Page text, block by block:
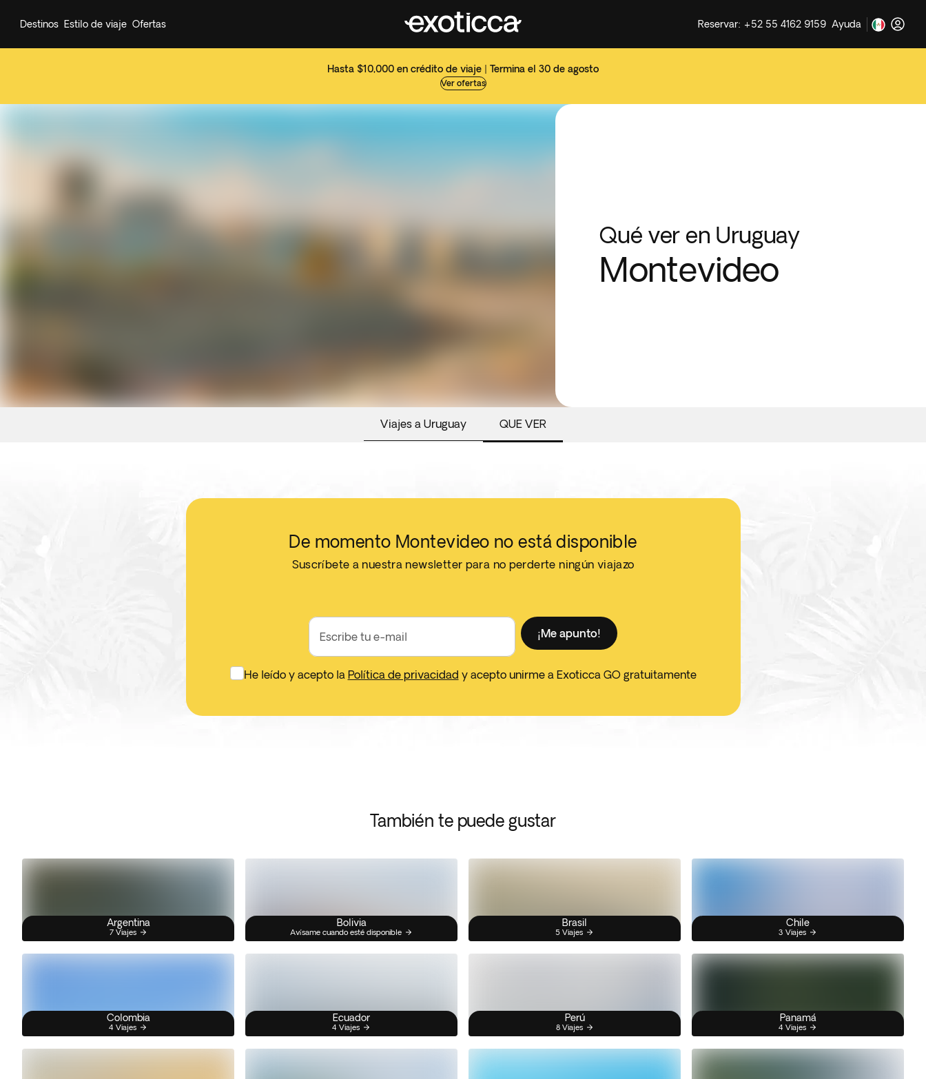
Hasta $10,000 en crédito de viaje | Termina el 30 de agosto
Ver ofertas
Destinos Estilo de viaje Ofertas Reservar: +52 55 4162 9159 Ayuda
Qué ver en Uruguay
Montevideo
Viajes a Uruguay QUE VER
De momento Montevideo no está disponible
Suscríbete a nuestra newsletter para no perderte ningún viajazo
Escribe tu e-mail ¡Me apunto!
He leído y acepto la Política de privacidad y acepto unirme a Exoticca GO gratuitamente
También te puede gustar
Argentina
7 Viajes
Bolivia
Avísame cuando esté disponible
Brasil
5 Viajes
Chile
3 Viajes
Colombia
4 Viajes
Ecuador
4 Viajes
Perú
8 Viajes
Panamá
4 Viajes